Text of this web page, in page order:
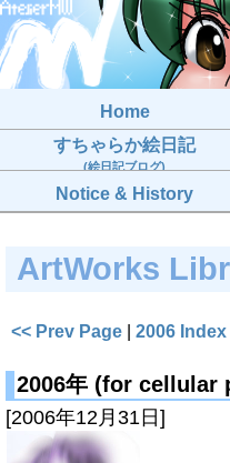
Home
すちゃらか絵日記
(絵日記ブログ)
Notice & History
ArtWorks
<< Prev Page | 2006 Index
2006年 (for cellular
[2006年12月31日]